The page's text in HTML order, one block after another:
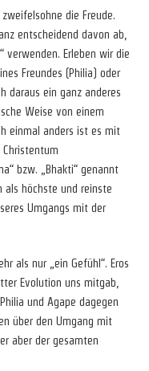
die Freude.
entscheidend davon ab,
verwenden. Erleben wir die
Freundes (Philia) oder
daraus ein ganz anderes
Weise von einem
einmal anders ist es mit
bzw. „Bhakti“ genannt
als höchste und reinste
Umgangs mit der
als nur „ein Gefühl“. Eros
Evolution uns mitgab,
und Agape dagegen
über den Umgang mit
aber der gesamten